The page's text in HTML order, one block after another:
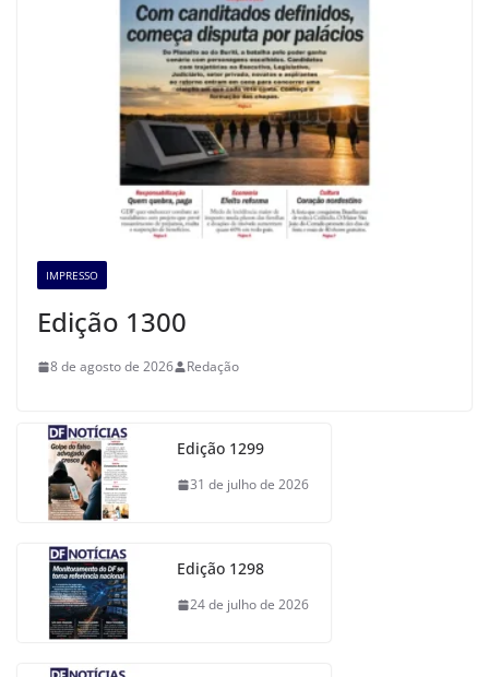
IMPRESSO
Edição 1300
8 de agosto de 2026 Redação
Edição 1299
31 de julho de 2026
Edição 1298
24 de julho de 2026